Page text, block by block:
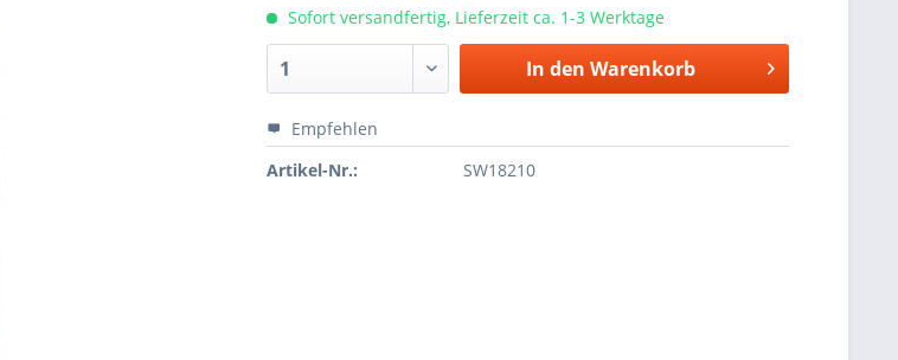
Sofort versandfertig, Lieferzeit ca. 1-3 Werktage
In den Warenkorb
Empfehlen
Artikel-Nr.:
SW18210